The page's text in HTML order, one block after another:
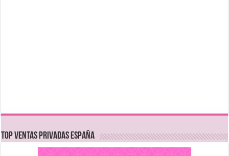
TOP VENTAS PRIVADAS ESPAÑA